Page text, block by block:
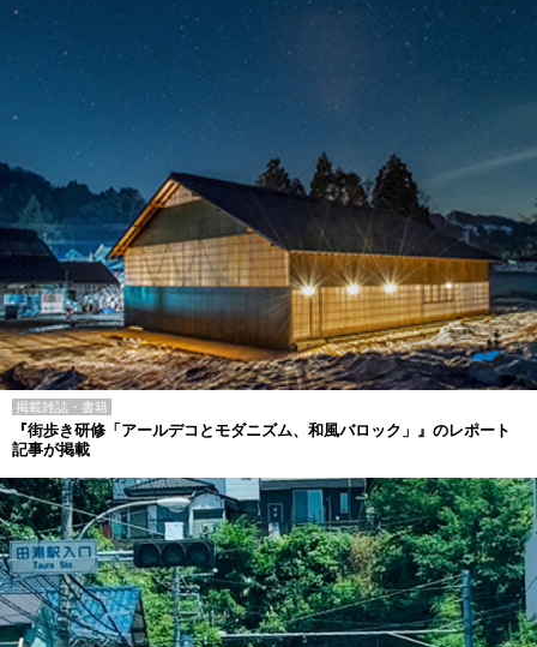
掲載雑誌・書籍
『街歩き研修「アールデコとモダニズム、和風バロック」』のレポート
記事が掲載